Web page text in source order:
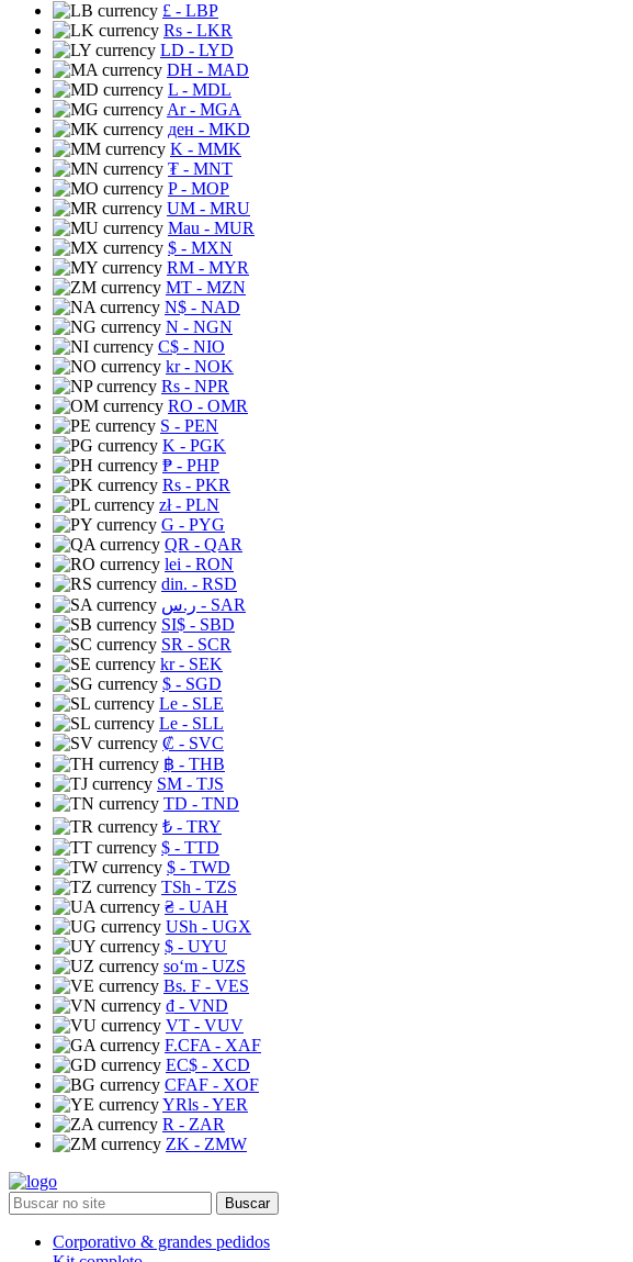
£ - LBP
Rs - LKR
LD - LYD
DH - MAD
L - MDL
Ar- MGA
ден - MKD
K - MMK
₮ - MNT
P- MOP
UM - MRU
Mau - MUR
$ - MXN
RM - MYR
MT - MZN
N$ - NAD
N - NGN
C$ - NIO
kr- NOK
Rs - NPR
RO - OMR
S - PEN
K - PGK
₱ - PHP
Rs - PKR
zł- PLN
G - PYG
QR - QAR
lei - RON
din. - RSD
ر.س - SAR
SI$ - SBD
SR - SCR
kr- SEK
$ - SGD
Le - SLE
Le - SLL
₡ - SVC
฿ - THB
ЅМ - TJS
TD - TND
₺ - TRY
$ - TTD
$ - TWD
TSh - TZS
₴ - UAH
USh - UGX
$ - UYU
soʻm - UZS
Bs. F - VES
₫ - VND
VT - VUV
F.CFA - XAF
EC$ - XCD
CFAF - XOF
YRls - YER
R - ZAR
ZK - ZMW
Buscar
Corporativo & grandes pedidos